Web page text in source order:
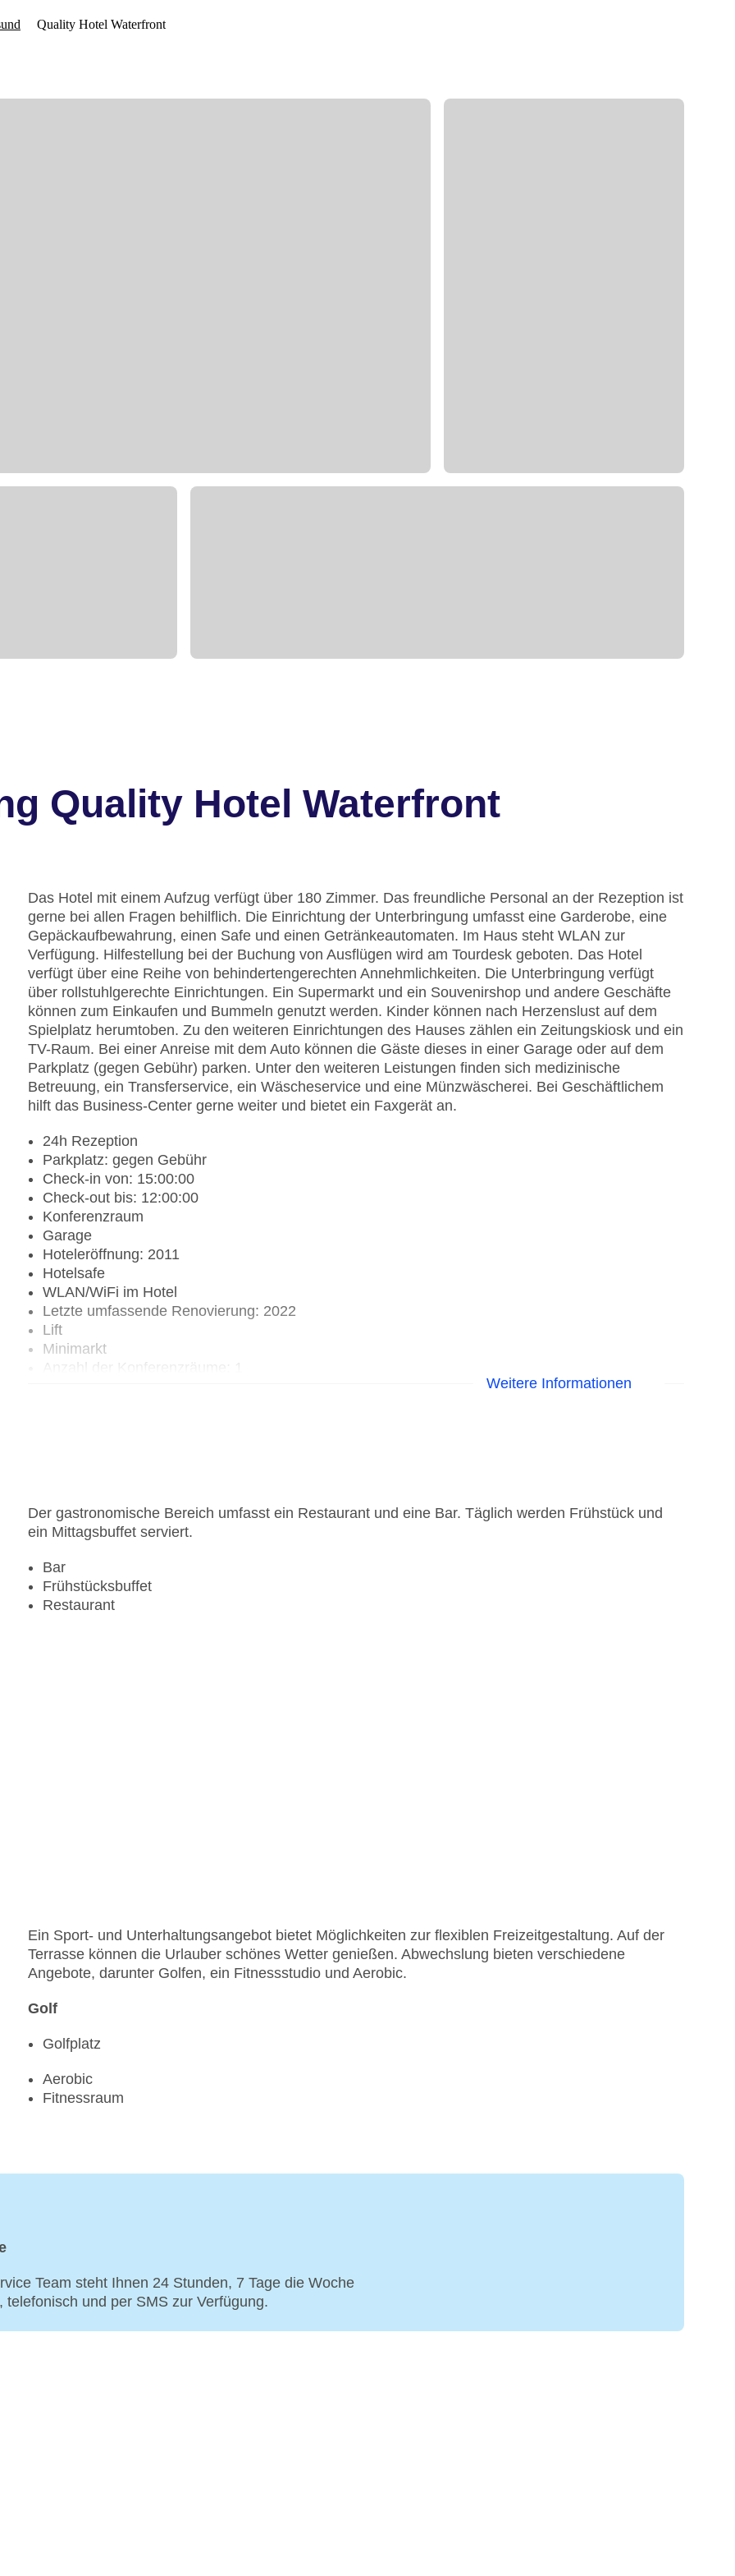
Quality Hotel Waterfront
Das Hotel mit einem Aufzug verfügt über 180 Zimmer. Das freundliche Personal an der Rezeption ist
gerne bei allen Fragen behilflich. Die Einrichtung der Unterbringung umfasst eine Garderobe, eine
Gepäckaufbewahrung, einen Safe und einen Getränkeautomaten. Im Haus steht WLAN zur
Verfügung. Hilfestellung bei der Buchung von Ausflügen wird am Tourdesk geboten. Das Hotel
verfügt über eine Reihe von behindertengerechten Annehmlichkeiten. Die Unterbringung verfügt
über rollstuhlgerechte Einrichtungen. Ein Supermarkt und ein Souvenirshop und andere Geschäfte
können zum Einkaufen und Bummeln genutzt werden. Kinder können nach Herzenslust auf dem
Spielplatz herumtoben. Zu den weiteren Einrichtungen des Hauses zählen ein Zeitungskiosk und ein
TV-Raum. Bei einer Anreise mit dem Auto können die Gäste dieses in einer Garage oder auf dem
Parkplatz (gegen Gebühr) parken. Unter den weiteren Leistungen finden sich medizinische
Betreuung, ein Transferservice, ein Wäscheservice und eine Münzwäscherei. Bei Geschäftlichem
hilft das Business-Center gerne weiter und bietet ein Faxgerät an.
24h Rezeption
Parkplatz: gegen Gebühr
Check-in von: 15:00:00
Check-out bis: 12:00:00
Konferenzraum
Garage
Hoteleröffnung: 2011
Hotelsafe
WLAN/WiFi im Hotel
Letzte umfassende Renovierung: 2022
Lift
Minimarkt
Anzahl der Konferenzräume: 1
Weitere Informationen
Der gastronomische Bereich umfasst ein Restaurant und eine Bar. Täglich werden Frühstück und
ein Mittagsbuffet serviert.
Bar
Frühstücksbuffet
Restaurant
Ein Sport- und Unterhaltungsangebot bietet Möglichkeiten zur flexiblen Freizeitgestaltung. Auf der
Terrasse können die Urlauber schönes Wetter genießen. Abwechslung bieten verschiedene
Angebote, darunter Golfen, ein Fitnessstudio und Aerobic.
Golf
Golfplatz
Aerobic
Fitnessraum
Team steht Ihnen 24 Stunden, 7 Tage die Woche
und per SMS zur Verfügung.